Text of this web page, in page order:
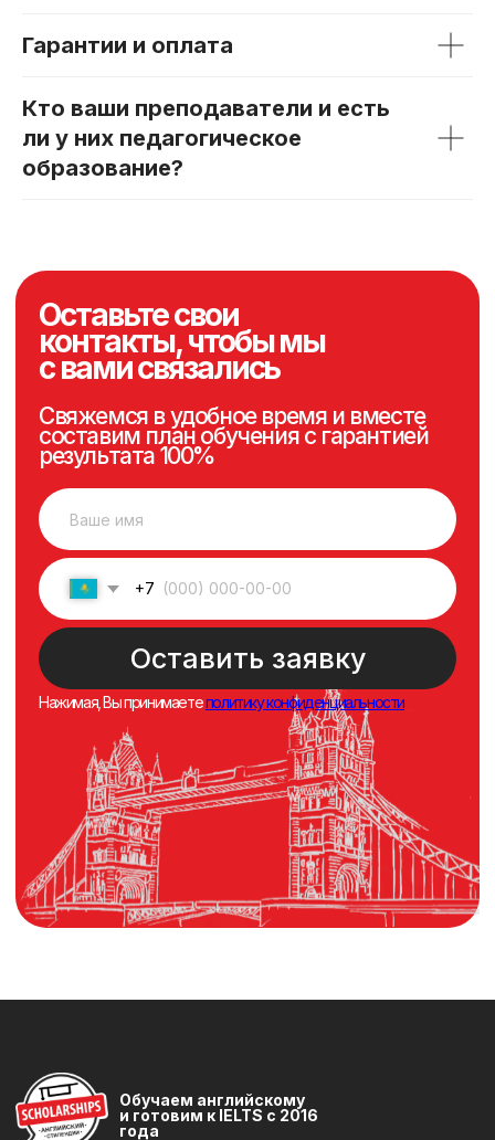
Гарантии и оплата
Кто ваши преподаватели и есть
ли у них педагогическое
образование?